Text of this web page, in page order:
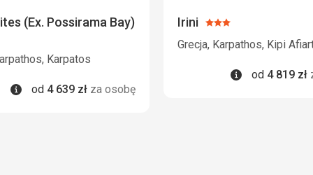
się tego w
piwo dobre,
Plaża długa,
zazwyczaj nie
Można było też
(Ex. Possirama Bay)
Karpatos
Informacje
od 4 639 zł za osobę
Irini Ocena:
3/5
Grecja, Karpathos, Kipi
Informacje
od 4 819 zł